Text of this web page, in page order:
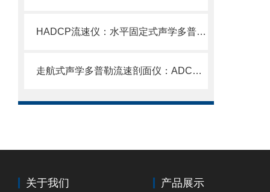
HADCP流速仪：水平固定式声学多普勒流速剖面仪内陆水域流量监测性价比之选
走航式声学多普勒流速剖面仪：ADCP剖面分层测流，水体流态变化一网打尽！
关于我们 产品展示